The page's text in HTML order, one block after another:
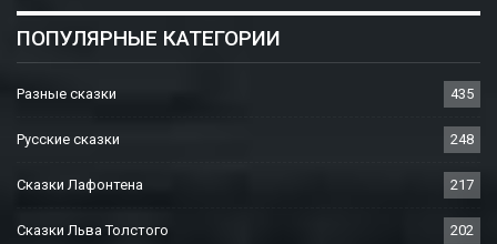
ПОПУЛЯРНЫЕ КАТЕГОРИИ
Разные сказки 435
Русские сказки 248
Сказки Лафонтена 217
Сказки Льва Толстого 202